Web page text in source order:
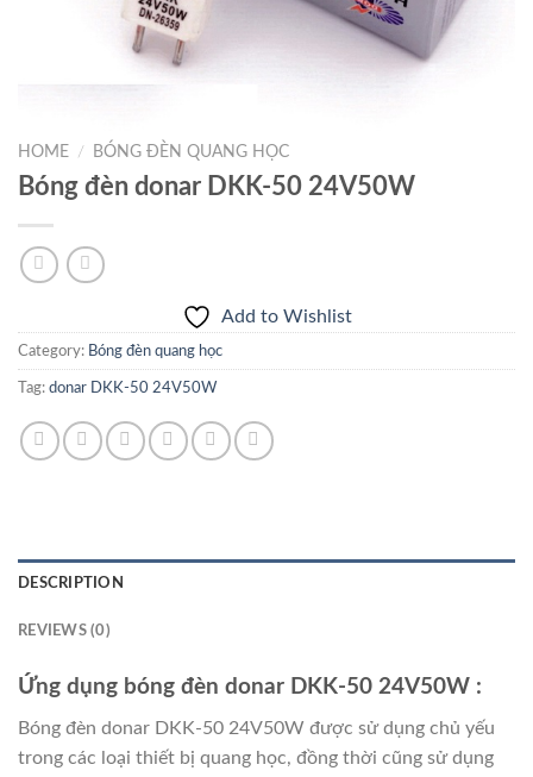
HOME / BÓNG ĐÈN QUANG HỌC
Bóng đèn donar DKK-50 24V50W
Add to Wishlist
Category: Bóng đèn quang học
Tag: donar DKK-50 24V50W
DESCRIPTION
REVIEWS (0)
Ứng dụng bóng đèn donar DKK-50 24V50W :
Bóng đèn donar DKK-50 24V50W được sử dụng chủ yếu
trong các loại thiết bị quang học, đồng thời cũng sử dụng